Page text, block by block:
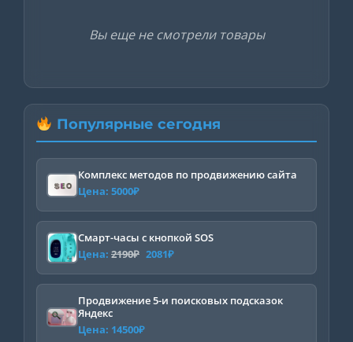
Вы еще не смотрели товары
Популярные сегодня
Комплекс методов по продвижению сайта
Цена: 5000₽
Смарт-часы с кнопкой SOS
Цена: 2190₽ Первоначальная
цена
составляла
2081₽Текущая
цена:
Продвижение 5-и поисковых подсказок
Яндекс
Цена: 14500₽